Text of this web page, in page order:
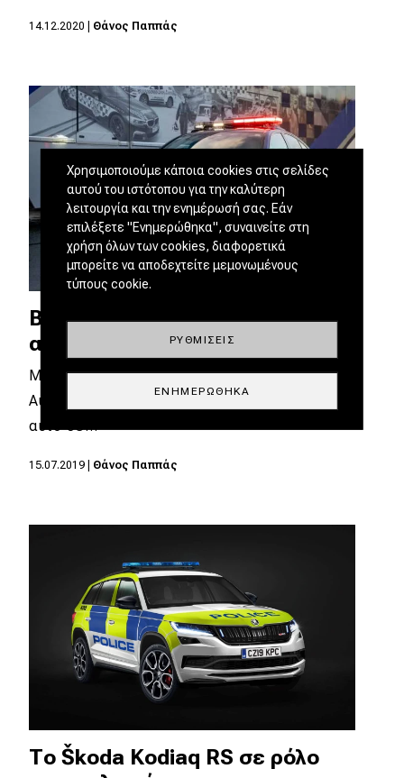
14.12.2020 Θάνος Παππάς
BMW M5 Competition για την
αστυνομία της Βικτώρια
Μπορεί τα επιτρεπόμενα όρια ταχύτητας στην
Αυστραλία να είναι ιδιαίτερα χαμηλά, όμως
αυτό δε…
15.07.2019 Θάνος Παππάς
Το Škoda Kodiaq RS σε ρόλο
Χρησιμοποιούμε κάποια cookies στις σελίδες
αυτού του ιστότοπου για την καλύτερη
λειτουργία και την ενημέρωσή σας. Εάν
επιλέξετε "Ενημερώθηκα", συναινείτε στη
χρήση όλων των cookies, διαφορετικά
μπορείτε να αποδεχτείτε μεμονωμένους
τύπους cookie.
ΡΥΘΜΊΣΕΙΣ
ΕΝΗΜΕΡΏΘΗΚΑ